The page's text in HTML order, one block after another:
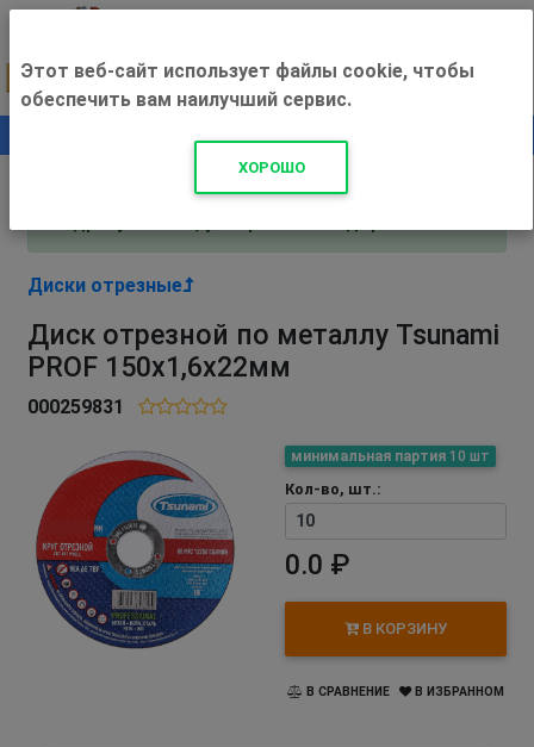
+500 ₽
Внимание! С 3 августа магазин работает по
Диски отрезные
Диск отрезной по металлу Tsunami
PROF 150х1,6х22мм
000259831
минимальная партия 10 шт
Кол-во, шт.:
0.0 ₽
В КОРЗИНУ
В СРАВНЕНИЕ В ИЗБРАННОМ
Этот веб-сайт использует файлы cookie, чтобы
обеспечить вам наилучший сервис.
ХОРОШО